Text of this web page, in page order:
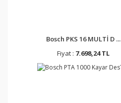
Bosch PKS 16 MULTİ D ...
Fiyat : 7.698,24 TL